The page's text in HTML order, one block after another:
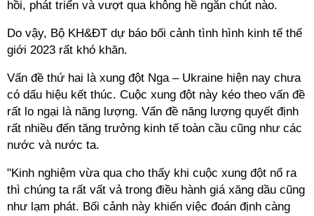
hồi, phát triển và vượt qua không hề ngắn chút nào.
Do vậy, Bộ KH&ĐT dự báo bối cảnh tình hình kinh tế thế
giới 2023 rất khó khăn.
Vấn đề thứ hai là xung đột Nga – Ukraine hiện nay chưa
có dấu hiệu kết thúc. Cuộc xung đột này kéo theo vấn đề
rất lo ngại là năng lượng. Vấn đề năng lượng quyết định
rất nhiều đến tăng trưởng kinh tế toàn cầu cũng như các
nước và nước ta.
"Kinh nghiệm vừa qua cho thấy khi cuộc xung đột nổ ra
thì chúng ta rất vất vả trong điều hành giá xăng dầu cũng
như lạm phát. Bối cảnh này khiến việc đoán định càng